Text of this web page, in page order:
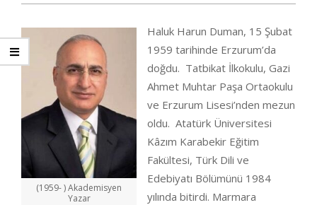
(1959- ) Akademisyen
Yazar
Haluk Harun Duman, 15 Şubat
1959 tarihinde Erzurum’da
doğdu. Tatbikat İlkokulu, Gazi
Ahmet Muhtar Paşa Ortaokulu
ve Erzurum Lisesi’nden mezun
oldu. Atatürk Üniversitesi
Kâzım Karabekir Eğitim
Fakültesi, Türk Dili ve
Edebiyatı Bölümünü 1984
yılında bitirdi. Marmara